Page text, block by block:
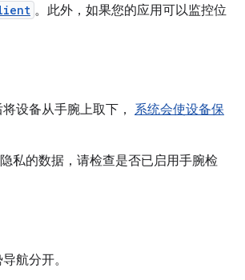
。此外，如果您的应用可以监控位
设备从手腕上取下， 系统会使设备保
私的数据，请检查是否已启用手腕检
航分开。